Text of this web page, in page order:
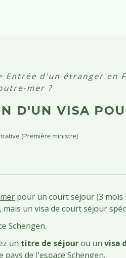
Entrée d'un étranger en
mer ?
D'UN VISA
(Première ministre)
pour un court séjour (3 mois
, mais un visa de court séjour
Schengen.
un titre de séjourou un visa
pays de l'espace Schengen.